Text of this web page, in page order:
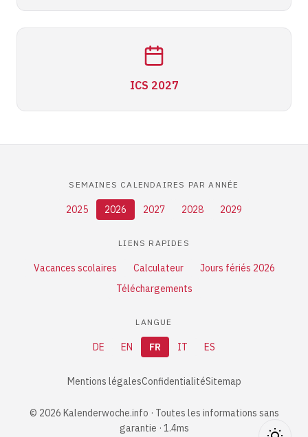
ICS 2027
SEMAINES CALENDAIRES PAR ANNÉE
2025 2026 2027 2028 2029
LIENS RAPIDES
Vacances scolaires Calculateur
Jours fériés 2026
Téléchargements
LANGUE
DE EN FR IT ES
Mentions légalesConfidentialitéSitemap
© 2026 Kalenderwoche.info · Toutes les informations sans
garantie · 1.4ms